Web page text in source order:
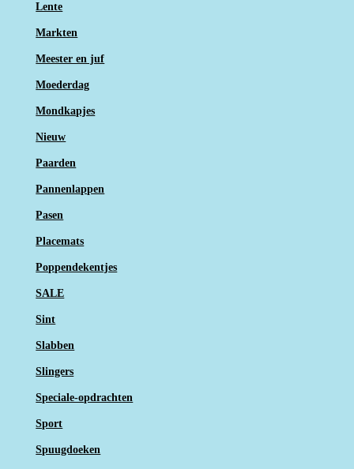
Lente
Markten
Meester en juf
Moederdag
Mondkapjes
Nieuw
Paarden
Pannenlappen
Pasen
Placemats
Poppendekentjes
SALE
Sint
Slabben
Slingers
Speciale-opdrachten
Sport
Spuugdoeken